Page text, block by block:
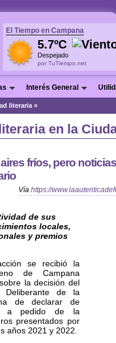
El Tiempo en Campana
5.7ºC
Despejado
por TuTiempo.net
Interés General
literaria »
en la
fríos, pero
Vía https://
de sus
locales,
y premios
se recibió la
de Campana
la decisión del
Deliberante de la
de declarar de
a pedido de la
presentados por
años 2021 y 2022.